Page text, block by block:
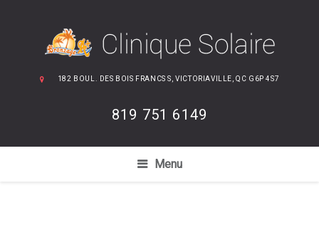
182 BOUL. DES BOIS FRANCS S, VICTORIAVILLE, QC G6P 4S7
819 751 6149
Menu